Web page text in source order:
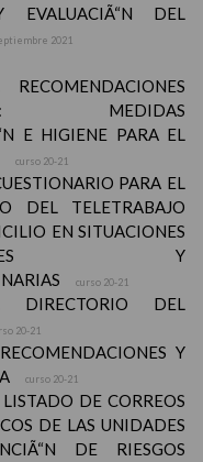
EVALUACIÃ“N DEL
2021
MEDIDAS
E HIGIENE PARA EL
curso 20-21
PARA EL
DEL TELETRABAJO
EN SITUACIONES
Y
curso 20-21
DIRECTORIO DEL
20-21
Y
curso 20-21
DE CORREOS
DE LAS UNIDADES
DE RIESGOS